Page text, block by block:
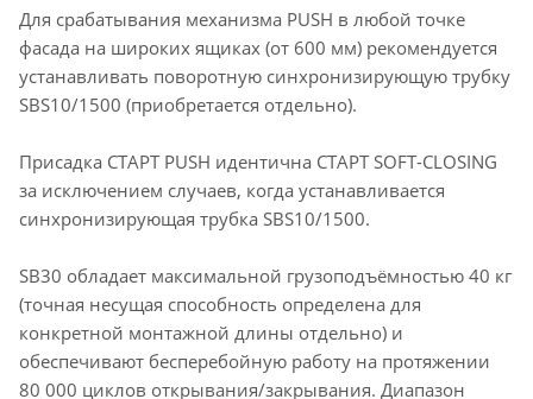
Для срабатывания механизма PUSH в любой точке
фасада на широких ящиках (от 600 мм) рекомендуется
устанавливать поворотную синхронизирующую трубку
SBS10/1500 (приобретается отдельно).
Присадка СТАРТ PUSH идентична СТАРТ SOFT-CLOSING
за исключением случаев, когда устанавливается
синхронизирующая трубка SBS10/1500.
SB30 обладает максимальной грузоподъёмностью 40 кг
(точная несущая способность определена для
конкретной монтажной длины отдельно) и
обеспечивают бесперебойную работу на протяжении
80 000 циклов открывания/закрывания. Диапазон